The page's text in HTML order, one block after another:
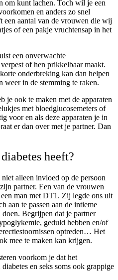
om kunt lachen. Toch wil je een
en anders zo snel
een aantal van de vrouwen die wij
of een pakje vruchtensap in het
een onverwachte
of hen prikkelbaar maakt.
onderbreking kan dan helpen
weer in de stemming te raken.
je ook te maken met de apparaten
met bloedglucosemeters of
voor en als deze apparaten je in
er dan over met je partner. Dan
heeft?
alleen invloed op de persoon
partner. Een van de vrouwen
man met DT1. Zij legde ons uit
aan te passen aan de intieme
Begrijpen dat je partner
geduld hebben en/of
optreden… Het
mee te maken kan krijgen.
voorkom je dat het
en seks soms ook grappige